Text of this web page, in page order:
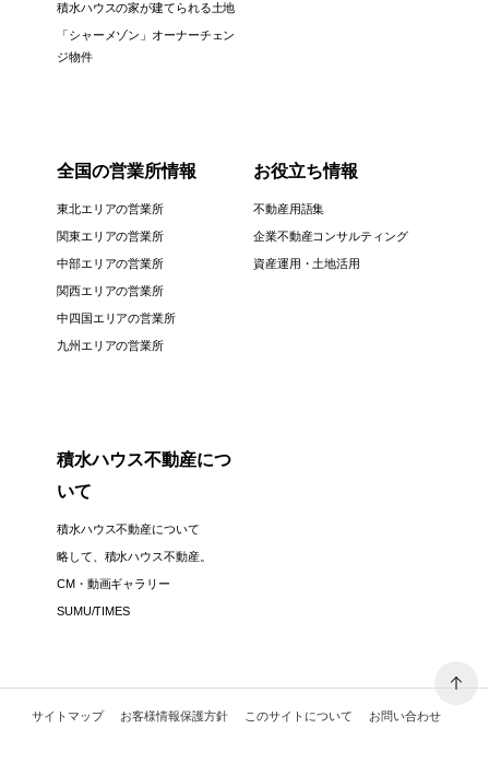
積水ハウスの家が建てられる土地
「シャーメゾン」オーナーチェン
ジ物件
全国の営業所情報
東北エリアの営業所
関東エリアの営業所
中部エリアの営業所
関西エリアの営業所
中四国エリアの営業所
九州エリアの営業所
お役立ち情報
不動産用語集
企業不動産コンサルティング
資産運用・土地活用
積水ハウス不動産につ
いて
積水ハウス不動産について
略して、積水ハウス不動産。
CM・動画ギャラリー
SUMU/TIMES
サイトマップ お客様情報保護方針 このサイトについて お問い合わせ